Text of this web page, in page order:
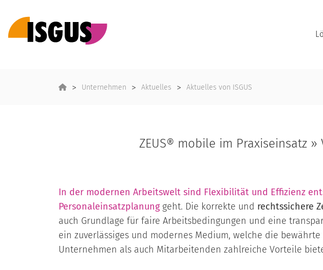
Unternehmen Aktuelles Aktuelles von ISGUS
ZEUS® mobile im Praxiseinsatz
In der modernen Arbeitswelt sind Flexibilität und Effizienz
Personaleinsatzplanung geht. Die korrekte und rechtssichere
auch Grundlage für faire Arbeitsbedingungen und eine
ein zuverlässiges und modernes Medium, welche die
Unternehmen als auch Mitarbeitenden zahlreiche Vorteile